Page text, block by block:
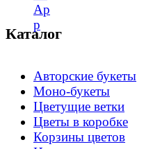
Каталог
Авторские букеты
Моно-букеты
Цветущие ветки
Цветы в коробке
Корзины цветов